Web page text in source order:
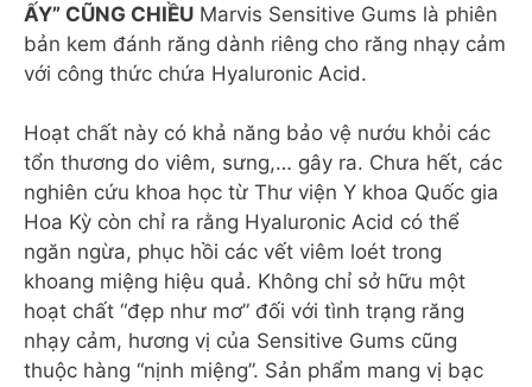
ẤY” CŨNG CHIỀU Marvis Sensitive Gums là phiên
bản kem đánh răng dành riêng cho răng nhạy cảm
với công thức chứa Hyaluronic Acid.
Hoạt chất này có khả năng bảo vệ nướu khỏi các
tổn thương do viêm, sưng,… gây ra. Chưa hết, các
nghiên cứu khoa học từ Thư viện Y khoa Quốc gia
Hoa Kỳ còn chỉ ra rằng Hyaluronic Acid có thể
ngăn ngừa, phục hồi các vết viêm loét trong
khoang miệng hiệu quả. Không chỉ sở hữu một
hoạt chất “đẹp như mơ” đối với tình trạng răng
nhạy cảm, hương vị của Sensitive Gums cũng
thuộc hàng “nịnh miệng”. Sản phẩm mang vị bạc